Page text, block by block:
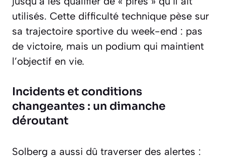
utilisés. Cette difficulté technique pèse sur
sa trajectoire sportive du week-end : pas
de victoire, mais un podium qui maintient
l’objectif en vie.
Incidents et conditions
changeantes : un dimanche
déroutant
Solberg a aussi dû traverser des alertes :